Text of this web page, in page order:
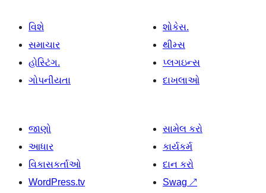
વિશે
સમાચાર
હોસ્ટિંગ.
ગોપનીયતા
શોકેસ.
થીમ્સ
પ્લગઇન્સ
દાખલાઓ
જાણો
આધાર
વિકાસકર્તાઓ
WordPress.tv
સામેલ કરો
કાર્યકર્મ
દાન કરો
Swag ↗